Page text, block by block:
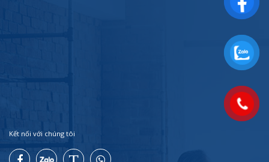
Kết nối với chúng tôi